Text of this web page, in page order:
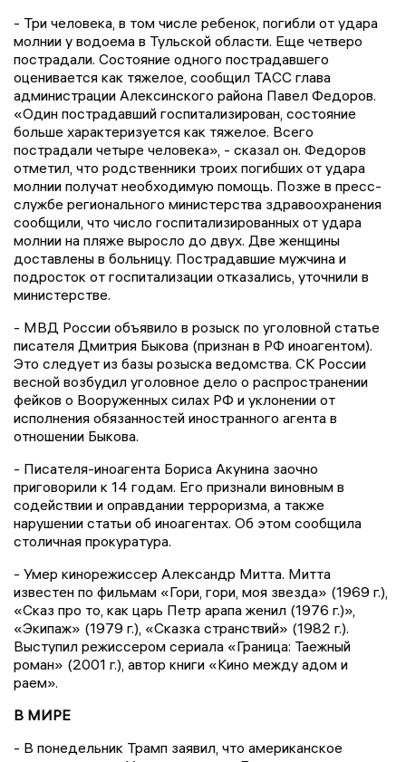
- Три человека, в том числе ребенок, погибли от удара
молнии у водоема в Тульской области. Еще четверо
пострадали. Состояние одного пострадавшего
оценивается как тяжелое, сообщил ТАСС глава
администрации Алексинского района Павел Федоров.
«Один пострадавший госпитализирован, состояние
больше характеризуется как тяжелое. Всего
пострадали четыре человека», - сказал он. Федоров
отметил, что родственники троих погибших от удара
молнии получат необходимую помощь. Позже в пресс-
службе регионального министерства здравоохранения
сообщили, что число госпитализированных от удара
молнии на пляже выросло до двух. Две женщины
доставлены в больницу. Пострадавшие мужчина и
подросток от госпитализации отказались, уточнили в
министерстве.
- МВД России объявило в розыск по уголовной статье
писателя Дмитрия Быкова (признан в РФ иноагентом).
Это следует из базы розыска ведомства. СК России
весной возбудил уголовное дело о распространении
фейков о Вооруженных силах РФ и уклонении от
исполнения обязанностей иностранного агента в
отношении Быкова.
- Писателя-иноагента Бориса Акунина заочно
приговорили к 14 годам. Его признали виновным в
содействии и оправдании терроризма, а также
нарушении статьи об иноагентах. Об этом сообщила
столичная прокуратура.
- Умер кинорежиссер Александр Митта. Митта
известен по фильмам «Гори, гори, моя звезда» (1969 г.),
«Сказ про то, как царь Петр арапа женил (1976 г.)»,
«Экипаж» (1979 г.), «Сказка странствий» (1982 г.).
Выступил режиссером сериала «Граница: Таежный
роман» (2001 г.), автор книги «Кино между адом и
раем».
В МИРЕ
- В понедельник Трамп заявил, что американское